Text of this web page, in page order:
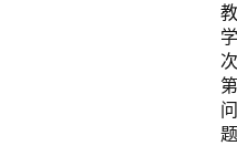
教
学
次
第
问
题